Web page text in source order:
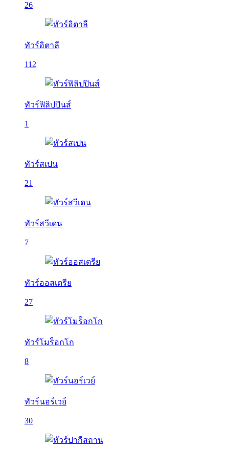
26
ทัวร์อิตาลี
112
ทัวร์ฟิลิปปินส์
1
ทัวร์สเปน
21
ทัวร์สวีเดน
7
ทัวร์ออสเตรีย
27
ทัวร์โมร็อกโก
8
ทัวร์นอร์เวย์
30